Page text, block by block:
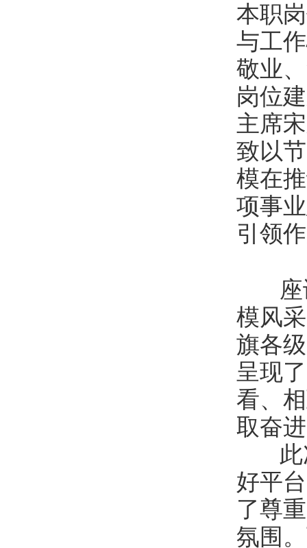
本职
与工
敬业
岗位
主席
致以
模在
项事
引领
座谈
模风
旗各
呈现
看、
取奋
此次
好平
了尊
氛围